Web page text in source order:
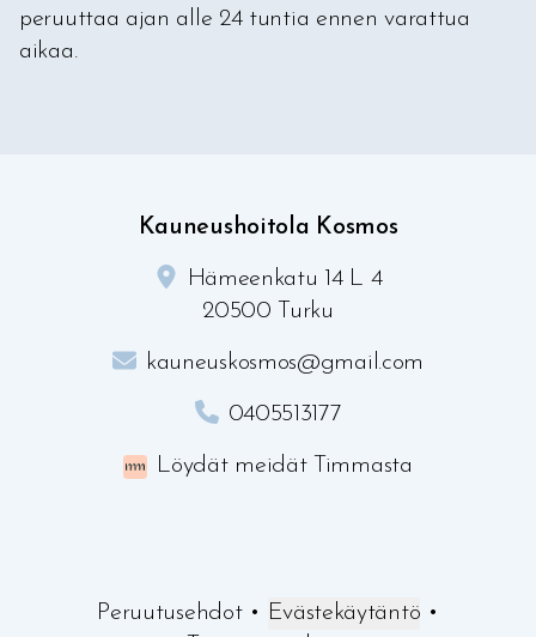
peruuttaa ajan alle 24 tuntia ennen varattua
aikaa.
Kauneushoitola Kosmos
Hämeenkatu 14 L 4
20500 Turku
kauneuskosmos@gmail.com
0405513177
Löydät meidät Timmasta
Peruutusehdot• Evästekäytäntö •